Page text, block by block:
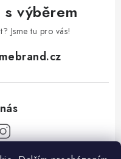
s výběrem
Jsme tu pro vás!